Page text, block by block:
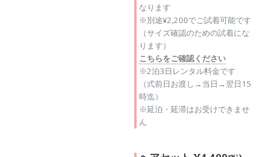
なります
※別途¥2,200でご試着可能です
（サイズ確認のための試着にな
ります）
こちらをご確認ください
※2泊3日レンタル料金です
（式前日お渡し→当日→翌日15
時迄）
※延泊・延滞はお受けできませ
ん